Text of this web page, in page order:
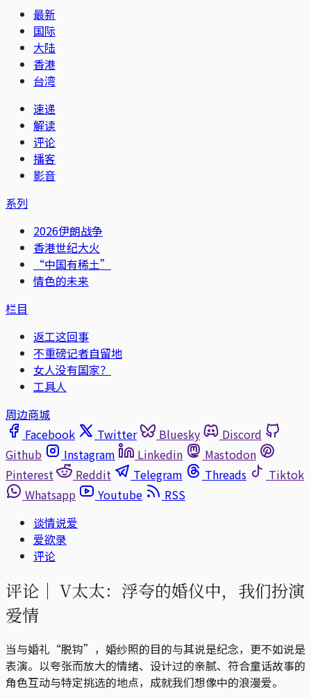
最新
国际
大陆
香港
台湾
速递
解读
评论
播客
影音
系列
2026伊朗战争
香港世纪大火
“中国有稀土”
情色的未来
栏目
返工这回事
不重磅记者自留地
女人没有国家？
工具人
周边商城
Facebook
Twitter Bluesky
Discord
Github
Instagram Linkedin
Mastodon
Pinterest
Reddit Telegram Threads
Tiktok
Whatsapp
Youtube
RSS
谈情说爱
爱欲录
评论
评论｜ V太太：浮夸的婚仪中，我们扮演
爱情
当与婚礼“脱钩”，婚纱照的目的与其说是纪念，更不如说是
表演。以夸张而放大的情绪、设计过的亲腻、符合童话故事的
角色互动与特定挑选的地点，成就我们想像中的浪漫爱。